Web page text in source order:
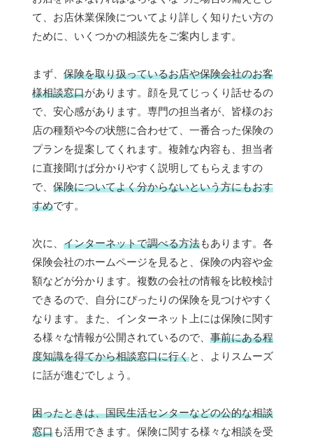
て、お店休業保険についてより詳しく知りたい方の
ために、いくつかの相談先をご案内します。
まず、 保険を取り扱っているお店や保険会社のお客
様相談窓口があります。顔を見てじっくり話せるの
で、安心感があります。専門の担当者が、皆様のお
店の種類や今の状態に合わせて、一番合った保険の
プランを提案してくれます。複雑な内容も、担当者
に直接聞けば分かりやすく説明してもらえますの
で、 保険についてよく分からないという方にもおす
すめです。
次に、 インターネットで調べる方法もあります。各
保険会社のホームページを見ると、保険の内容や金
額などが分かります。複数の会社の情報を比較検討
できるので、自分にぴったりの保険を見つけやすく
なります。また、インターネット上には保険に関す
る様々な情報が公開されているので、 事前にある程
度知識を得てから相談窓口に行くと、よりスムーズ
に話が進むでしょう。
困ったときは、国民生活センターなどの公的な相談
窓口も活用できます。保険に関する様々な相談を受